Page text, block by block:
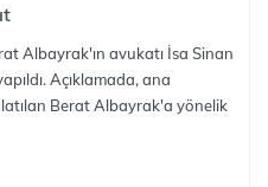
Albayrak'ın avukatı İsa Sinan
Açıklamada, ana
Berat Albayrak'a yönelik